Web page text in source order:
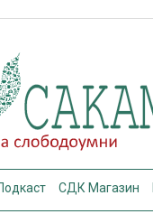
СДК Магазин